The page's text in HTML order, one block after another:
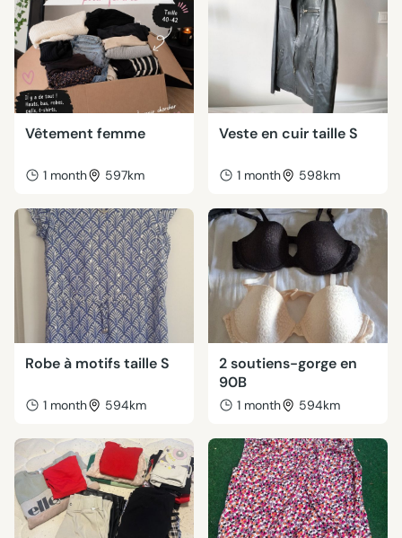
Vêtement femme
1 month 597km
Veste en cuir taille S
1 month 598km
Robe à motifs taille S
1 month 594km
2 soutiens-gorge en
90B
1 month 594km